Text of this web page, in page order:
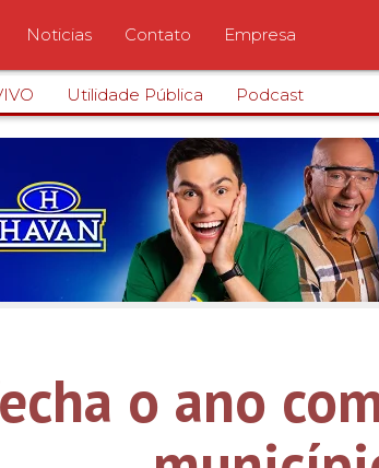
Noticias Contato Empresa
Utilidade Pública Podcast
o ano